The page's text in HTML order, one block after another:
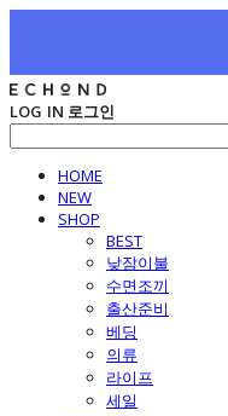
LOG IN 로그인
HOME
NEW
SHOP
BEST
낮잠이불
수면조끼
출산준비
베딩
의류
라이프
세일